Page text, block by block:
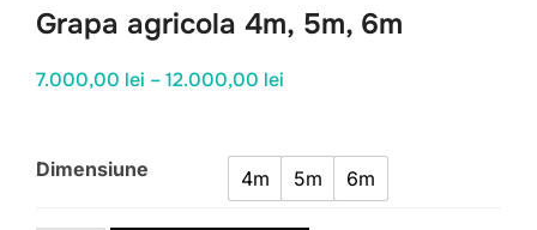
Grapa agricola 4m, 5m, 6m
7.000,00 lei –12.000,00 lei
7.000,00 lei
Dimensiune 4m 5m 6m